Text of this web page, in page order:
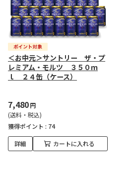
＜お中元＞サントリー ザ・プ
レミアム・モルツ ３５０ｍ
ｌ ２４缶（ケース）
7,480円
(送料・税込)
獲得ポイント : 74
詳細 カートに入れる